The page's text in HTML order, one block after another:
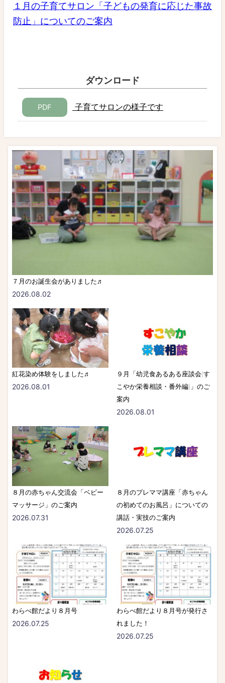
１月の子育てサロン「子どもの発育に応じた事故
防止」についてのご案内
ダウンロード
PDF 子育てサロンの様子です
７月のお誕生会がありました♬
2026.08.02
紅花染め体験をしました♬
2026.08.01
９月「幼児食あるある座談会(す
こやか栄養相談・番外編)」のご
案内
2026.08.01
８月の赤ちゃん交流会「ベビー
マッサージ」のご案内
2026.07.31
８月のプレママ講座「赤ちゃん
の初めてのお風呂」についての
講話・実技のご案内
2026.07.25
わらべ館だより８月号
2026.07.25
わらべ館だより８月号が発行さ
れました！
2026.07.25